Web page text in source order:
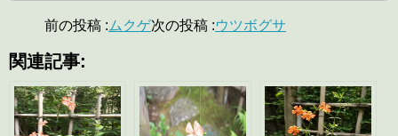
前の投稿 : ムクゲ次の投稿 :ウツボグサ
関連記事: